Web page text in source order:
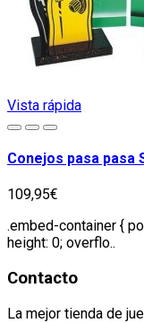
Vista rápida
Conejos pasa pasa
109,95€
.embed-container {
height: 0; overflo..
Contacto
La mejor tienda de